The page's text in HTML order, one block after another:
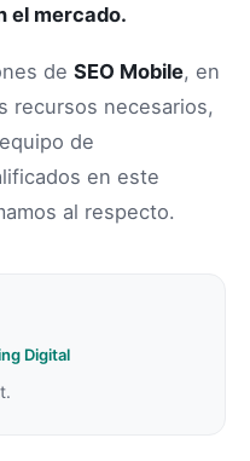
el mercado.
de SEO Mobile, en
recursos necesarios,
de
en este
al respecto.
Digital